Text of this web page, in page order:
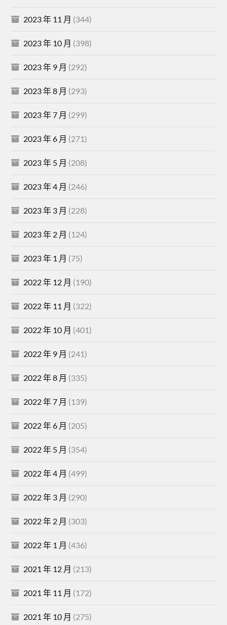
2023 年 11 月 (344)
2023 年 10 月 (398)
2023 年 9 月 (292)
2023 年 8 月 (293)
2023 年 7 月 (299)
2023 年 6 月 (271)
2023 年 5 月 (208)
2023 年 4 月 (246)
2023 年 3 月 (228)
2023 年 2 月 (124)
2023 年 1 月 (75)
2022 年 12 月 (190)
2022 年 11 月 (322)
2022 年 10 月 (401)
2022 年 9 月 (241)
2022 年 8 月 (335)
2022 年 7 月 (139)
2022 年 6 月 (205)
2022 年 5 月 (354)
2022 年 4 月 (499)
2022 年 3 月 (290)
2022 年 2 月 (303)
2022 年 1 月 (436)
2021 年 12 月 (213)
2021 年 11 月 (172)
2021 年 10 月 (275)